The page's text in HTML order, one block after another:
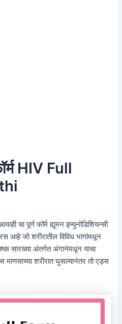
HIV Full
चा पूर्ण फॉर्म ह्यूमन इम्युनोडिशियन्सी
आहे जो शरीरातील विविध भागांमधून
सारख्या अंतर्गत अंगानंमधून याचा
शरीरात घुसल्यानंतर तो एड्स